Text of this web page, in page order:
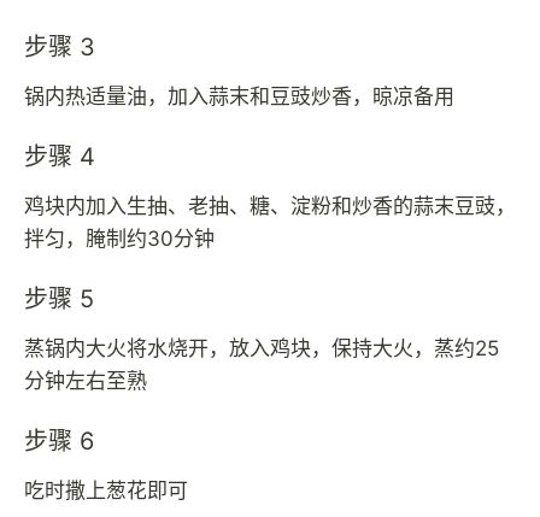
步骤 3
锅内热适量油，加入蒜末和豆豉炒香，晾凉备用
步骤 4
鸡块内加入生抽、老抽、糖、淀粉和炒香的蒜末豆豉，
拌匀，腌制约30分钟
步骤 5
蒸锅内大火将水烧开，放入鸡块，保持大火，蒸约25
分钟左右至熟
步骤 6
吃时撒上葱花即可